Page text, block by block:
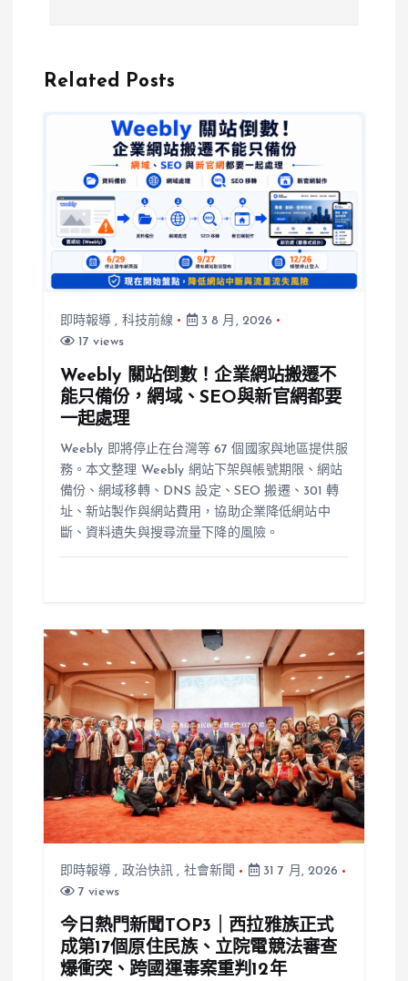
求靈堂道歉引
Related Posts
即時報導 , 科技前線
3 8 月, 2026
17 views
Weebly 關站倒數！企業網站搬遷不
能只備份，網域、SEO與新官網都要
一起處理
Weebly 即將停止在台灣等 67 個國家與地區提供服
務。本文整理 Weebly 網站下架與帳號期限、網站
備份、網域移轉、DNS 設定、SEO 搬遷、301 轉
址、新站製作與網站費用，協助企業降低網站中
斷、資料遺失與搜尋流量下降的風險。
即時報導 , 政治快訊 , 社會新聞
31 7 月, 2026
7 views
今日熱門新聞TOP3｜西拉雅族正式
成第17個原住民族、立院電競法審查
爆衝突、跨國運毒案重判12年